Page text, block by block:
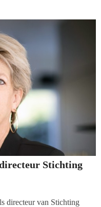
Stichting
directeur van Stichting